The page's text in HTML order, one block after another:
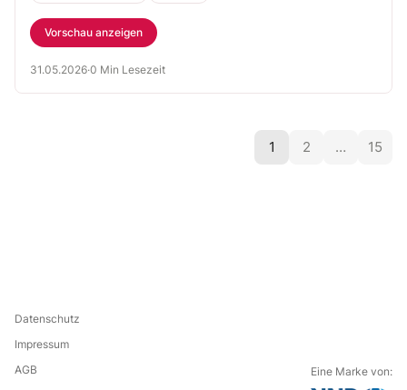
Vorschau anzeigen
31.05.2026·0 Min Lesezeit
1 2 … 15
Datenschutz
Impressum
AGB
Eine Marke von: